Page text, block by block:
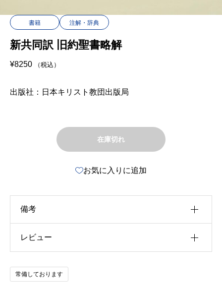
書籍 注解・辞典
新共同訳 旧約聖書略解
¥8250 （税込）
出版社：日本キリスト教団出版局
在庫切れ
お気に入りに追加
備考
u30b5u30a4u30ba
u51fau7248u793e
レビュー
以前にこの商品を購入したことのあるログイン済
みのユーザーのみレビューを残すことができま
常備しております